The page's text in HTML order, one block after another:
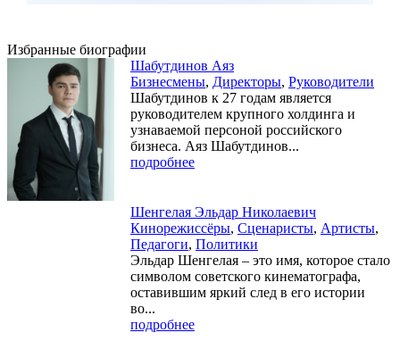
Избранные биографии
Шабутдинов Аяз
Бизнесмены, Директоры, Руководители
Шабутдинов к 27 годам является
руководителем крупного холдинга и
узнаваемой персоной российского
бизнеса. Аяз Шабутдинов...
подробнее
Шенгелая Эльдар Николаевич
Кинорежиссёры, Сценаристы, Артисты,
Педагоги, Политики
Эльдар Шенгелая – это имя, которое стало
символом советского кинематографа,
оставившим яркий след в его истории
во...
подробнее